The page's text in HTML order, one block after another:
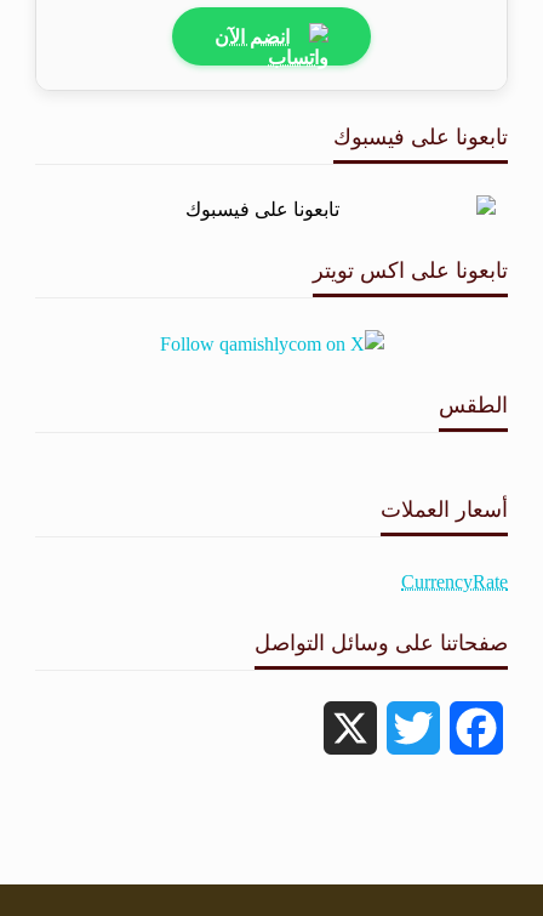
انضم الآن
تابعونا على فيسبوك
تابعونا على اكس تويتر
الطقس
أسعار العملات
CurrencyRate
صفحاتنا على وسائل التواصل
Facebook
Twitter